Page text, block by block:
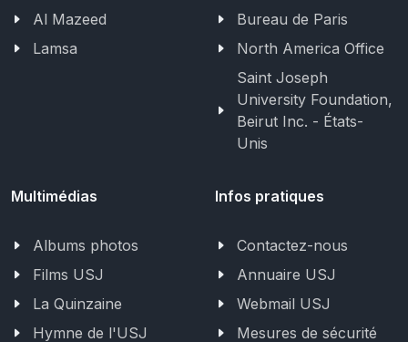
Al Mazeed
Lamsa
Bureau de Paris
North America Office
Saint Joseph
University Foundation,
Beirut Inc. - États-
Unis
Multimédias
Albums photos
Films USJ
La Quinzaine
Hymne de l'USJ
Infos pratiques
Contactez-nous
Annuaire USJ
Webmail USJ
Mesures de sécurité